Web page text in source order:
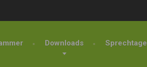
Downloads Sprechtage